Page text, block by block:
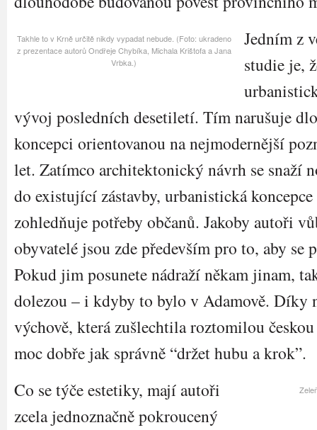
Takhle to v Krně určitě nikdy vypadat nebude. (Foto: ukradeno
z prezentace autorů Ondřeje Chybíka, Michala Krištofa a Jana
Vrbka.)
Jedním z
studie je,
vývoj posledních desetiletí. Tím narušuje
koncepci orientovanou na nejmodernější
let. Zatímco architektonický návrh se snaží
do existující zástavby, urbanistická koncepce
zohledňuje potřeby občanů. Jakoby autoři
obyvatelé jsou zde především pro to, aby se
Pokud jim posunete nádraží někam jinam,
dolezou – i kdyby to bylo v Adamově. Díky
výchově, která zušlechtila roztomilou
moc dobře jak správně “držet hubu a krok”.
Co se týče estetiky, mají autoři
zcela jednoznačně pokroucený